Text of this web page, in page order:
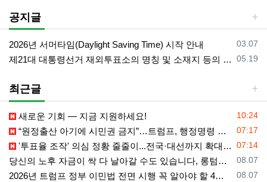
공지글
등록일
03.07
2026년 서머타임(Daylight Saving Time) 시작 안내
등록일
05.19
제21대 대통령선거 재외투표소의 명칭 및 소재지 등의 공고/올랜도 제외 투표소
최근글
등록일
10:24
새로운 기회 — 지금 지원하세요!
등록일
07:17
“원정출산 아기에 시민권 금지”…트럼프, 행정명령 서명
등록일
07:14
'투표율 조작' 의심 정황 줄줄이...전국·대선까지 확대되나
등록일
08.07
당신의 노후 자금이 싹 다 날아갈 수도 있습니다, 롱텀케어 준비 하기
등록일
08.07
2026년 트럼프 정부 이민법 전면 시행 꼭 알아야 할 4가지!!